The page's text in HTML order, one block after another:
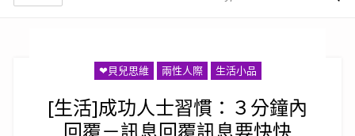
❤貝兒思維 兩性人際 生活小品
[生活]成功人士習慣：３分鐘內
回覆－訊息回覆訊息要快快